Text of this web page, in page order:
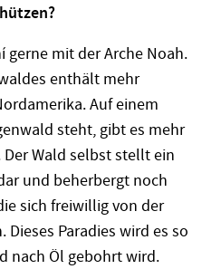
gerne mit der Arche Noah.
enthält mehr
Auf einem
steht, gibt es mehr
Der Wald selbst stellt ein
und beherbergt noch
sich freiwillig von der
Paradies wird es so
nach Öl gebohrt wird.